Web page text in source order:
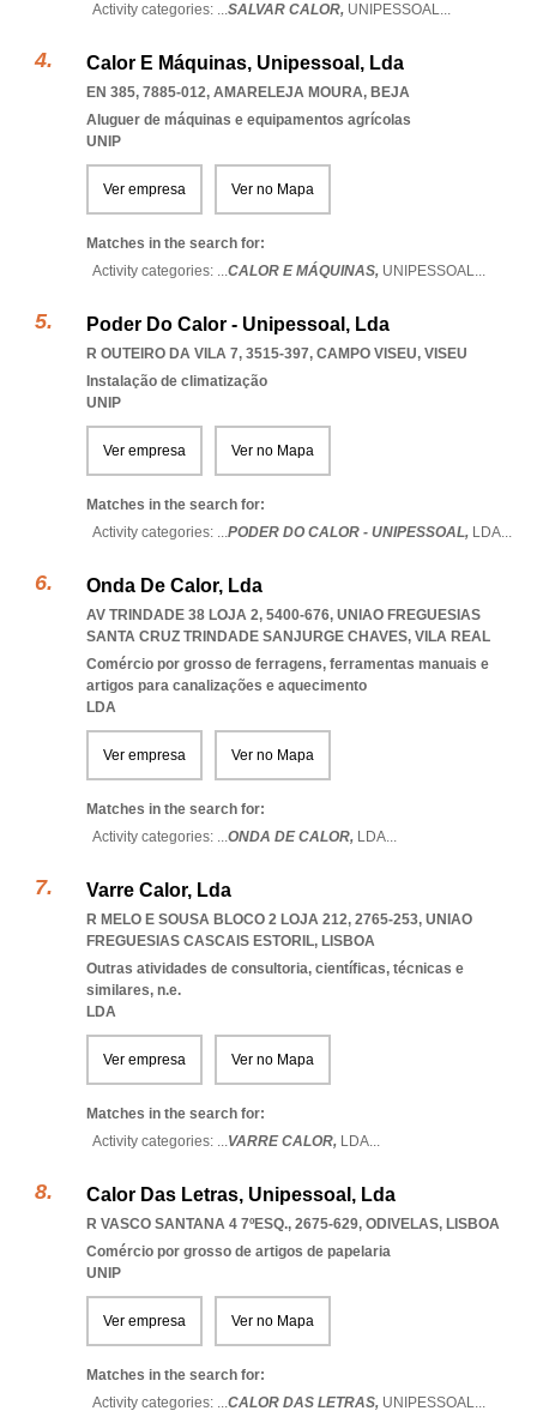
Activity categories: ...SALVAR CALOR, UNIPESSOAL...
Calor E Máquinas, Unipessoal, Lda
EN 385, 7885-012, AMARELEJA MOURA, BEJA
Aluguer de máquinas e equipamentos agrícolas
UNIP
Ver empresa Ver no Mapa
Matches in the search for:
Activity categories: ...CALOR E MÁQUINAS, UNIPESSOAL...
Poder Do Calor - Unipessoal, Lda
R OUTEIRO DA VILA 7, 3515-397, CAMPO VISEU, VISEU
Instalação de climatização
UNIP
Ver empresa Ver no Mapa
Matches in the search for:
Activity categories: ...PODER DO CALOR - UNIPESSOAL, LDA...
Onda De Calor, Lda
AV TRINDADE 38 LOJA 2, 5400-676, UNIAO FREGUESIAS
SANTA CRUZ TRINDADE SANJURGE CHAVES, VILA REAL
Comércio por grosso de ferragens, ferramentas manuais e
artigos para canalizações e aquecimento
LDA
Ver empresa Ver no Mapa
Matches in the search for:
Activity categories: ...ONDA DE CALOR, LDA...
Varre Calor, Lda
R MELO E SOUSA BLOCO 2 LOJA 212, 2765-253, UNIAO
FREGUESIAS CASCAIS ESTORIL, LISBOA
Outras atividades de consultoria, científicas, técnicas e
similares, n.e.
LDA
Ver empresa Ver no Mapa
Matches in the search for:
Activity categories: ...VARRE CALOR, LDA...
Calor Das Letras, Unipessoal, Lda
R VASCO SANTANA 4 7ºESQ., 2675-629, ODIVELAS, LISBOA
Comércio por grosso de artigos de papelaria
UNIP
Ver empresa Ver no Mapa
Matches in the search for:
Activity categories: ...CALOR DAS LETRAS, UNIPESSOAL...